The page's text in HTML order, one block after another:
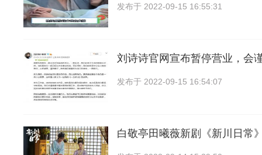
发布于 2022-09-15 16:55:31
刘诗诗官网宣布暂停营业，会
发布于 2022-09-15 16:54:07
白敬亭田曦薇新剧《新川日常